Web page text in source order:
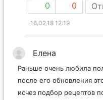
0 0
16.02.18 12:19
Елена
Раньше очень любила
после его обновления
исчез подбор рецептов